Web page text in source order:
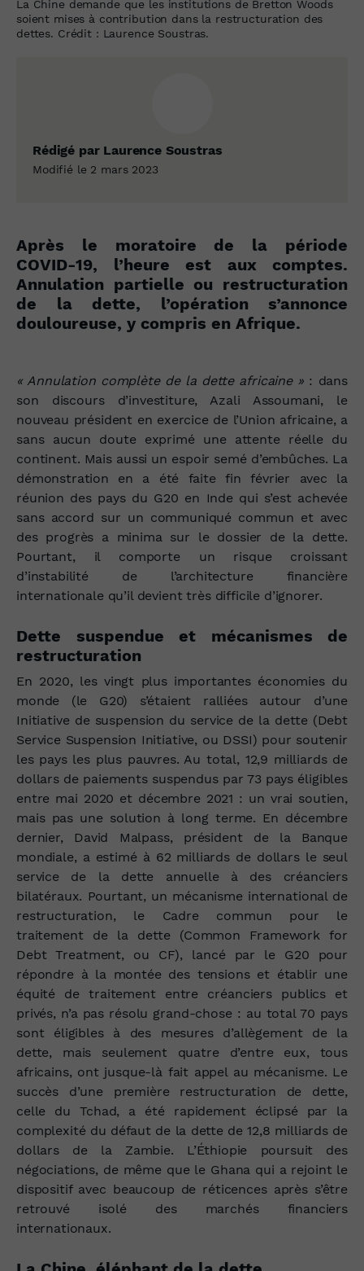
La Chine demande que les institutions de Bretton Woods
soient mises à contribution dans la restructuration des
dettes. Crédit : Laurence Soustras.
Rédigé par Laurence Soustras
Modifié le 2 mars 2023
Après le moratoire de la période
COVID-19, l’heure est aux comptes.
Annulation partielle ou restructuration
de la dette, l’opération s’annonce
douloureuse, y compris en Afrique.
« Annulation complète de la dette africaine » : dans
son discours d’investiture, Azali Assoumani, le
nouveau président en exercice de l’Union africaine, a
sans aucun doute exprimé une attente réelle du
continent. Mais aussi un espoir semé d’embûches. La
démonstration en a été faite fin février avec la
réunion des pays du G20 en Inde qui s’est achevée
sans accord sur un communiqué commun et avec
des progrès a minima sur le dossier de la dette.
Pourtant, il comporte un risque croissant
d’instabilité de l’architecture financière
internationale qu’il devient très difficile d’ignorer.
Dette suspendue et mécanismes de
restructuration
En 2020, les vingt plus importantes économies du
monde (le G20) s’étaient ralliées autour d’une
Initiative de suspension du service de la dette (Debt
Service Suspension Initiative, ou DSSI) pour soutenir
les pays les plus pauvres. Au total, 12,9 milliards de
dollars de paiements suspendus par 73 pays éligibles
entre mai 2020 et décembre 2021 : un vrai soutien,
mais pas une solution à long terme. En décembre
dernier, David Malpass, président de la Banque
mondiale, a estimé à 62 milliards de dollars le seul
service de la dette annuelle à des créanciers
bilatéraux. Pourtant, un mécanisme international de
restructuration, le Cadre commun pour le
traitement de la dette (Common Framework for
Debt Treatment, ou CF), lancé par le G20 pour
répondre à la montée des tensions et établir une
équité de traitement entre créanciers publics et
privés, n’a pas résolu grand-chose : au total 70 pays
sont éligibles à des mesures d’allègement de la
dette, mais seulement quatre d’entre eux, tous
africains, ont jusque-là fait appel au mécanisme. Le
succès d’une première restructuration de dette,
celle du Tchad, a été rapidement éclipsé par la
complexité du défaut de la dette de 12,8 milliards de
dollars de la Zambie. L’Éthiopie poursuit des
négociations, de même que le Ghana qui a rejoint le
dispositif avec beaucoup de réticences après s’être
retrouvé isolé des marchés financiers
internationaux.